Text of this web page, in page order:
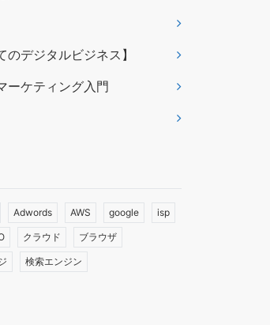
のデジタルビジネス】
ーケティング入門
Adwords AWS google isp
クラウド ブラウザ
検索エンジン